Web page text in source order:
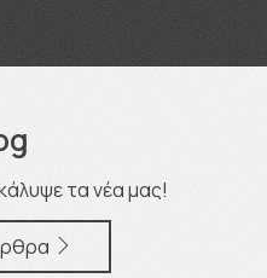
τα νέα μας!